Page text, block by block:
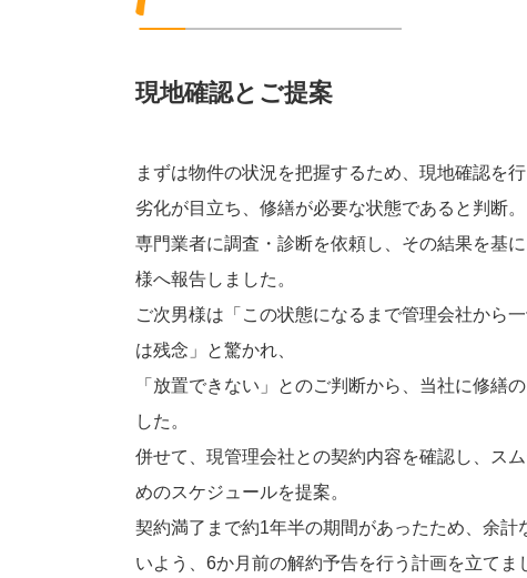
現地確認とご提案
まずは物件の状況を把握するため、現地確認を
劣化が目立ち、修繕が必要な状態であると判断。
専門業者に調査・診断を依頼し、その結果を基
様へ報告しました。
ご次男様は「この状態になるまで管理会社から
は残念」と驚かれ、
「放置できない」とのご判断から、当社に修繕
した。
併せて、現管理会社との契約内容を確認し、ス
めのスケジュールを提案。
契約満了まで約1年半の期間があったため、余計
いよう、6か月前の解約予告を行う計画を立てま